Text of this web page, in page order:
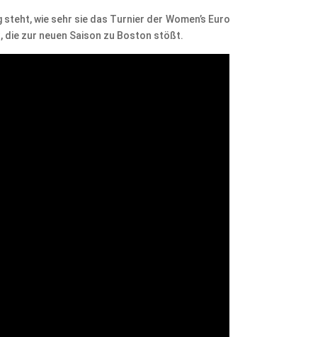
wie sehr sie das Turnier der Women’s Euro
die zur neuen Saison zu Boston stößt.